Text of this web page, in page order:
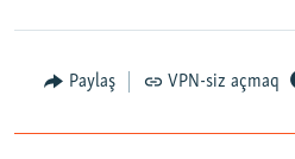
Paylaş VPN-siz açmaq